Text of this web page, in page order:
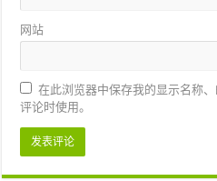
网站
在此浏览器中保存我的显示名称
评论时使用。